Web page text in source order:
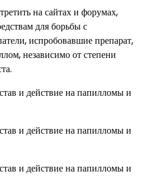
на сайтах и форумах,
для борьбы с
испробовавшие препарат,
независимо от степени